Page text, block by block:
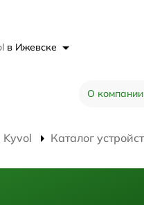
в Ижевске
О компании
Каталог